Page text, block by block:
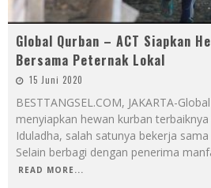
Global Qurban – ACT Siapkan
Bersama Peternak Lokal
15 Juni 2020
BESTTANGSEL.COM, JAKARTA-
menyiapkan hewan kurban
Iduladha, salah satunya bekerja
Selain berbagi dengan penerima
READ MORE...